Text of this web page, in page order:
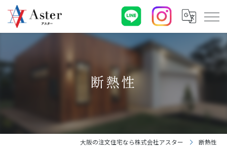
断熱性
大阪の注文住宅なら株式会社アスター 断熱性